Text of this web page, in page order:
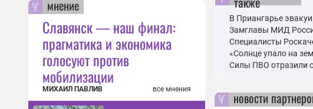
мнение
Славянск — наш финал:
прагматика и экономика
голосуют против
мобилизации
МИХАИЛ ПАВЛИВ все мнения
В Приангарье
Замглавы МИД
Специалисты
«Солнце упало на
Силы ПВО отразили
новости